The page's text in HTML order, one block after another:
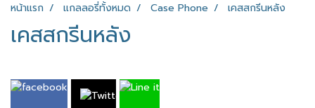
หน้าแรก แกลลอรี่ทั้งหมด Case Phone เคสสกรีนหลัง
เคสสกรีนหลัง